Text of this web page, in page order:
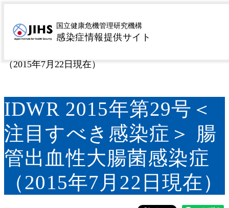
国立健康危機管理研究機構
感染症情報提供サイト
トップページ>サーベイランス>感染症発生動向調査
週報（IDWR）>注目すべき感染症>
（2015年7月22日現在）
IDWR 2015年第29号＜
注目すべき感染症＞ 腸
管出血性大腸菌感染症
（2015年7月22日現在）